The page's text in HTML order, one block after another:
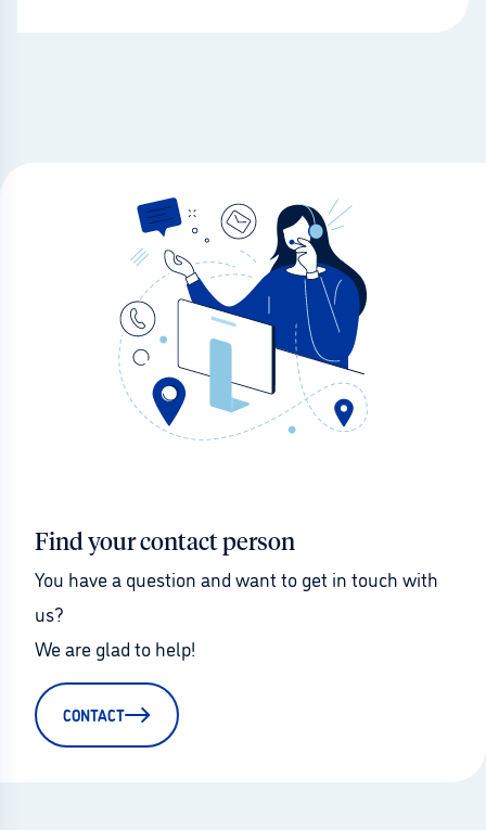
Find your contact person
You have a question and want to get in touch with
us?
We are glad to help!
CONTACT